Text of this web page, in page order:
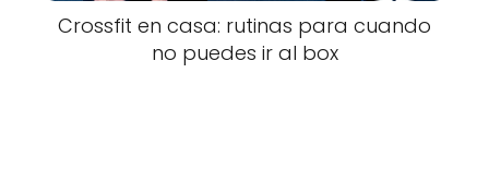
Crossfit en casa: rutinas para cuando
no puedes ir al box